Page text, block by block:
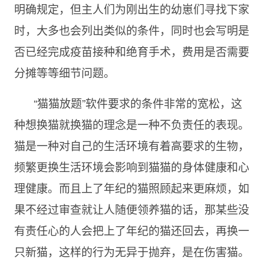
明确规定，但主人们为刚出生的幼崽们寻找下家
时，大多也会列出类似的条件，同时也会写明是
否已经完成疫苗接种和绝育手术，费用是否需要
分摊等等细节问题。
“猫猫放题”软件要求的条件非常的宽松，这
种想换猫就换猫的理念是一种不负责任的表现。
猫是一种对自己的生活环境有着高要求的生物，
频繁更换生活环境会影响到猫猫的身体健康和心
理健康。而且上了年纪的猫照顾起来更麻烦，如
果不经过审查就让人随便领养猫的话，那某些没
有责任心的人会把上了年纪的猫还回去，再换一
只新猫，这样的行为无异于抛弃，是在伤害猫。